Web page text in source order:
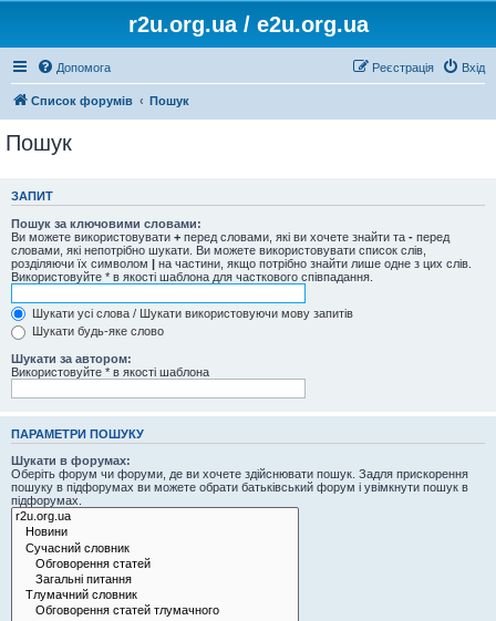
r2u.org.ua / e2u.org.ua
Допомога Вхід
Реєстрація
Список форумів Пошук
Пошук
ЗАПИТ
Пошук за ключовими словами:
Ви можете використовувати + перед словами, які ви хочете знайти та - перед
словами, які непотрібно шукати. Ви можете використовувати список слів,
розділяючи їх символом | на частини, якщо потрібно знайти лише одне з цих слів.
Використовуйте * в якості шаблона для часткового співпадання.
Шукати усі слова / Шукати використовуючи мову запитів
Шукати будь-яке слово
Шукати за автором:
Використовуйте * в якості шаблона
ПАРАМЕТРИ ПОШУКУ
Шукати в форумах:
Оберіть форум чи форуми, де ви хочете здійснювати пошук. Задля прискорення
пошуку в підфорумах ви можете обрати батьківський форум і увімкнути пошук в
підфорумах.